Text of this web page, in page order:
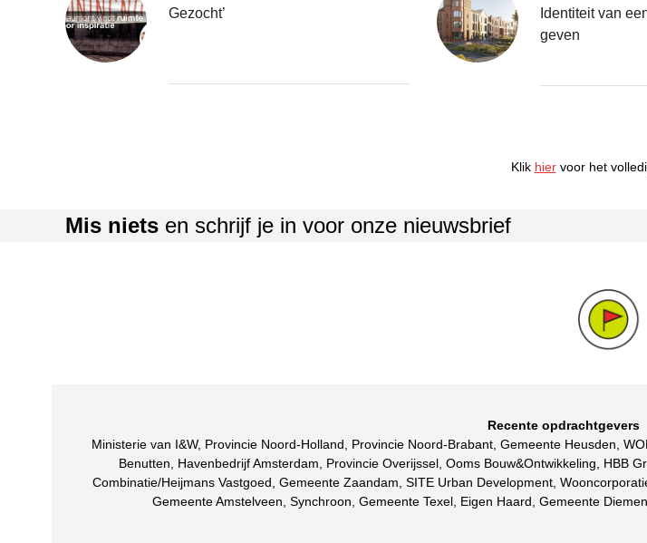
Gezocht’
Identiteit van
geven
Klik hiervoor het
Mis niets en schrijf je in voor onze nieuwsbrief
Recente opdrachtgevers
Ministerie van I&W, Provincie Noord-Holland, Provincie Noord-Brabant, Gemeente Heusden,
Benutten, Havenbedrijf Amsterdam, Provincie Overijssel, Ooms Bouw&Ontwikkeling, HBB
Combinatie/Heijmans Vastgoed, Gemeente Zaandam, SITE Urban Development,
Gemeente Amstelveen, Synchroon, Gemeente Texel, Eigen Haard, Gemeente